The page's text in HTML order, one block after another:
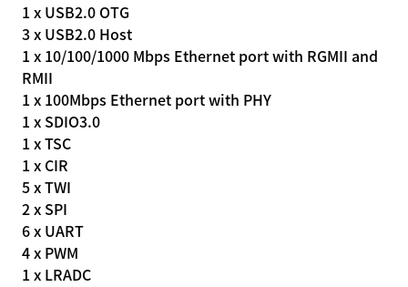
1 x USB2.0 OTG
3 x USB2.0 Host
1 x 10/100/1000 Mbps Ethernet port with RGMII and
RMII
1 x 100Mbps Ethernet port with PHY
1 x SDIO3.0
1 x TSC
1 x CIR
5 x TWI
2 x SPI
6 x UART
4 x PWM
1 x LRADC